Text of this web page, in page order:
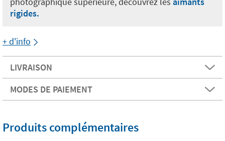
rigides.
+ d'info
LIVRAISON
MODES DE PAIEMENT
Produits complémentaires